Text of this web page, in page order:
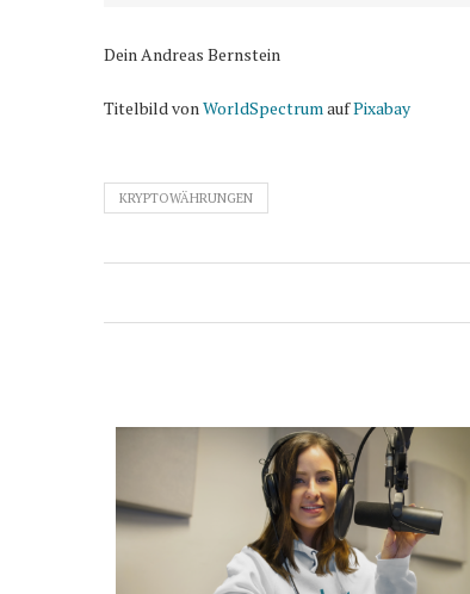
Dein Andreas Bernstein
Titelbild vonWorldSpectrumaufPixabay
KRYPTOWÄHRUNGEN